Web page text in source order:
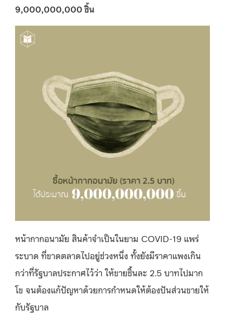
9,000,000,000 ชิ้น
หน้ากากอนามัย สินค้าจำเป็นในยาม COVID-19 แพร่
ระบาด ที่ขาดตลาดไปอยู่ช่วงหนึ่ง ทั้งยังมีราคาแพงเกิน
กว่าที่รัฐบาลประกาศไว้ว่า ให้ขายชิ้นละ 2.5 บาทไปมาก
โข จนต้องแก้ปัญหาด้วยการกำหนดให้ต้องปันส่วนขายให้
กับรัฐบาล